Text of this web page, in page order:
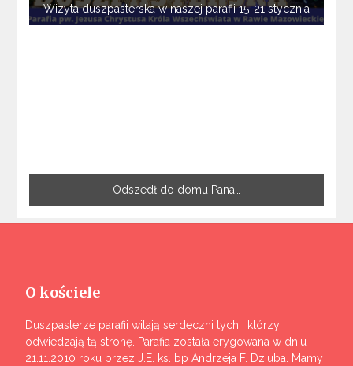
Wizyta duszpasterska w naszej parafii 15-21 stycznia
Odszedł do domu Pana…
O kościele
Duszpasterze parafii witają serdeczni tych , którzy
odwiedzają tą stronę. Parafia została erygowana w dniu
21.11.2010 roku przez J.E. ks. bp Andrzeja F. Dziuba. Mamy